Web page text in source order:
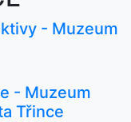
- Muzeum
- Muzeum
Třince